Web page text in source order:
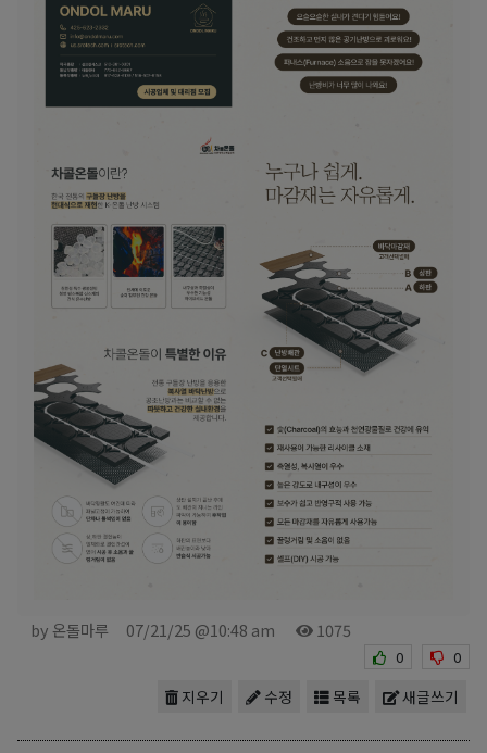
by 온돌마루 07/21/25 @10:48 am 1075
0 0
새글쓰기
목록
수정
지우기